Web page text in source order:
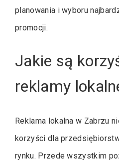
planowania i wyboru
promocji.
Jakie są
reklamy
Reklama lokalna w Zabrzu
korzyści dla
rynku. Przede wszystkim